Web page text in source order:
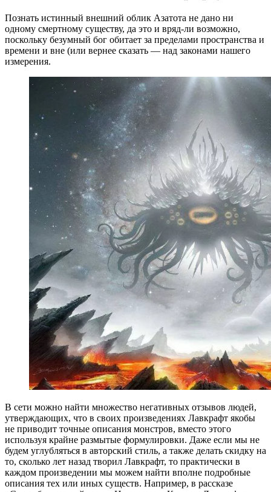
Познать истинный внешний облик Азатота не дано ни
одному смертному существу, да это и вряд-ли возможно,
поскольку безумный бог обитает за пределами пространства и
времени и вне (или вернее сказать — над законами нашего
измерения.
В сети можно найти множество негативных отзывов людей,
утверждающих, что в своих произведениях Лавкрафт якобы
не приводит точные описания монстров, вместо этого
используя крайне размытые формулировки. Даже если мы не
будем углубляться в авторский стиль, а также делать скидку на
то, сколько лет назад творил Лавкрафт, то практически в
каждом произведении мы можем найти вполне подробные
описания тех или иных существ. Например, в рассказе